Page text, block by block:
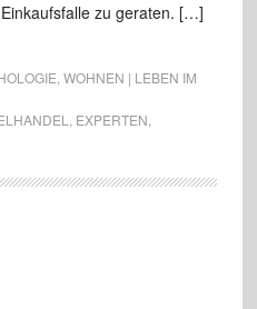
zu geraten. […]
WOHNEN | LEBEN IM
EXPERTEN